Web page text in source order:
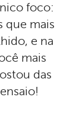
foco:
que mais
e na
mais
das